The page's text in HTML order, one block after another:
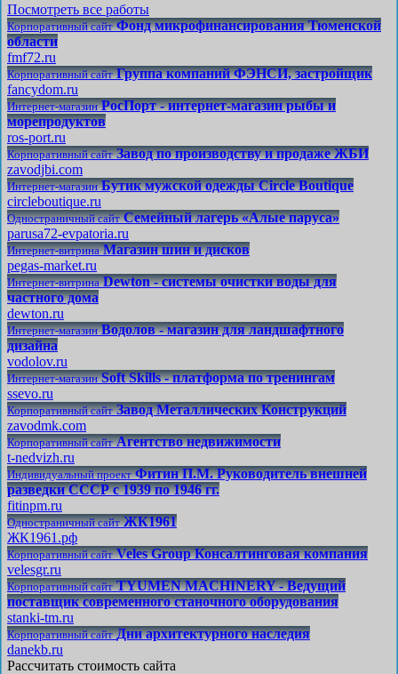
Посмотреть все работы
Корпоративный сайт Фонд микрофинансирования Тюменской
области
fmf72.ru
Корпоративный сайт Группа компаний ФЭНСИ, застройщик
fancydom.ru
Интернет-магазин РосПорт - интернет-магазин рыбы и
морепродуктов
ros-port.ru
Корпоративный сайт Завод по производству и продаже ЖБИ
zavodjbi.com
Интернет-магазин Бутик мужской одежды Circle Boutique
circleboutique.ru
Одностраничный сайт Семейный лагерь «Алые паруса»
parusa72-evpatoria.ru
Интернет-витрина Магазин шин и дисков
pegas-market.ru
Интернет-витрина Dewton - системы очистки воды для
частного дома
dewton.ru
Интернет-магазин Водолов - магазин для ландшафтного
дизайна
vodolov.ru
Интернет-магазин Soft Skills - платформа по тренингам
ssevo.ru
Корпоративный сайт Завод Металлических Конструкций
zavodmk.com
Корпоративный сайт Агентство недвижимости
t-nedvizh.ru
Индивидуальный проект Фитин П.М. Руководитель внешней
разведки СССР с 1939 по 1946 гг.
fitinpm.ru
Одностраничный сайт ЖК1961
ЖК1961.рф
Корпоративный сайт Veles Group Консалтинговая компания
velesgr.ru
Корпоративный сайт TYUMEN MACHINERY - Ведущий
поставщик современного станочного оборудования
stanki-tm.ru
Корпоративный сайт Дни архитектурного наследия
danekb.ru
Рассчитать стоимость сайта